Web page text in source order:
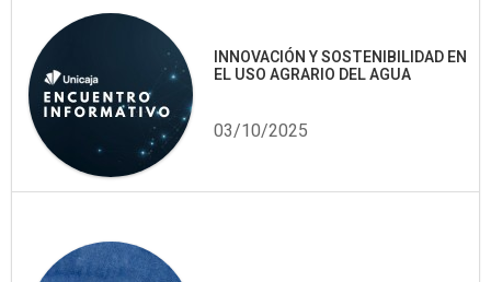
INNOVACIÓN Y SOSTENIBILIDAD EN
EL USO AGRARIO DEL AGUA
03/10/2025